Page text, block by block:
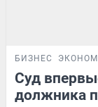
БИЗНЕС
Суд
должника